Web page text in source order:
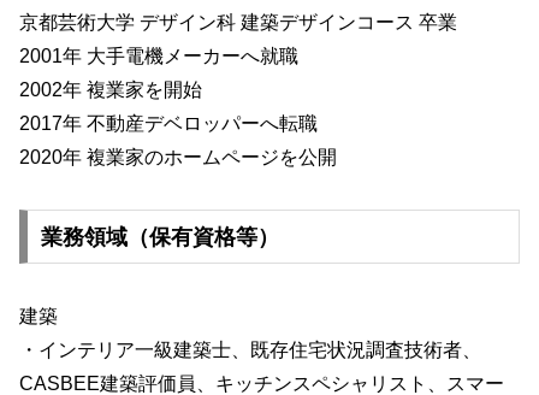
京都芸術大学 デザイン科 建築デザインコース 卒業
2001年 大手電機メーカーへ就職
2002年 複業家を開始
2017年 不動産デベロッパーへ転職
2020年 複業家のホームページを公開
業務領域（保有資格等）
建築
・インテリア一級建築士、既存住宅状況調査技術者、
CASBEE建築評価員、キッチンスペシャリスト、スマー